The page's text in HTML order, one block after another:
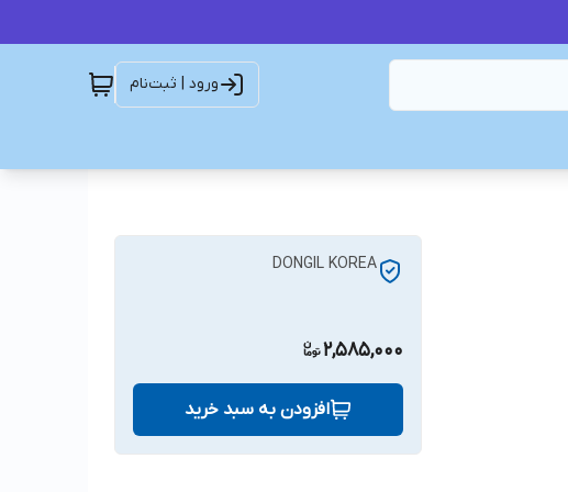
ورود | ثبت‌نام
DONGIL KOREA
2,585,000
افزودن به سبد خرید